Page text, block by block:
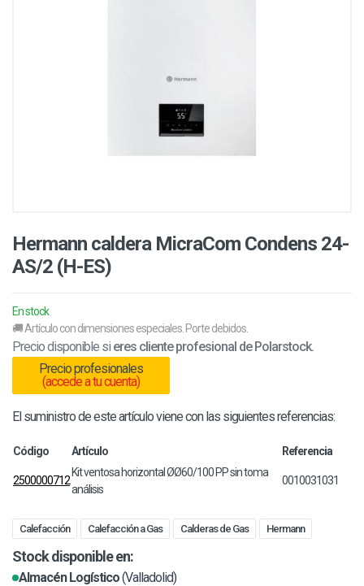
Hermann caldera MicraCom Condens 24-
AS/2 (H-ES)
En stock
🚚 Artículo con dimensiones especiales. Porte debidos.
Precio disponible si eres cliente profesional de Polarstock.
Precio profesionales
(accede a tu cuenta)
El suministro de este artículo viene con las siguientes referencias:
Código Artículo Referencia
2500000712
Kit ventosa horizontal ØØ60/100 PP sin toma
análisis
0010031031
Calefacción Calefacción a Gas Calderas de Gas Hermann
Stock disponible en:
Almacén Logístico(Valladolid)